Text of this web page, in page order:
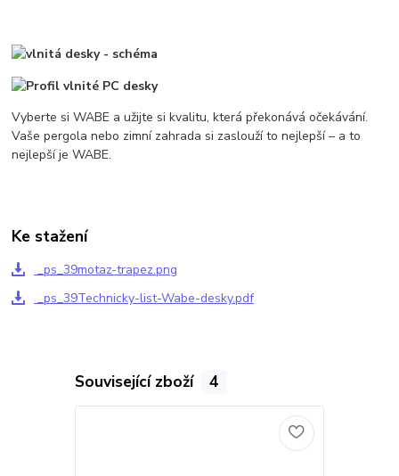
Vyberte si WABE a užijte si kvalitu, která překonává očekávání.
Vaše pergola nebo zimní zahrada si zaslouží to nejlepší – a to
nejlepší je WABE.
Ke stažení
_ps_39motaz-trapez.png
_ps_39Technicky-list-Wabe-desky.pdf
Související zboží 4